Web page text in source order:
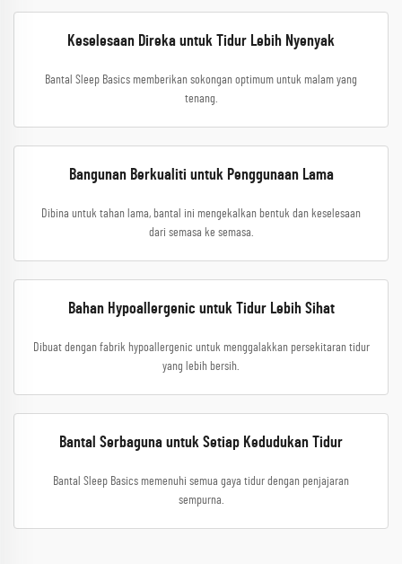
Keselesaan Direka untuk Tidur Lebih Nyenyak
Bantal Sleep Basics memberikan sokongan optimum untuk malam yang
tenang.
Bangunan Berkualiti untuk Penggunaan Lama
Dibina untuk tahan lama, bantal ini mengekalkan bentuk dan keselesaan
dari semasa ke semasa.
Bahan Hypoallergenic untuk Tidur Lebih Sihat
Dibuat dengan fabrik hypoallergenic untuk menggalakkan persekitaran tidur
yang lebih bersih.
Bantal Serbaguna untuk Setiap Kedudukan Tidur
Bantal Sleep Basics memenuhi semua gaya tidur dengan penjajaran
sempurna.